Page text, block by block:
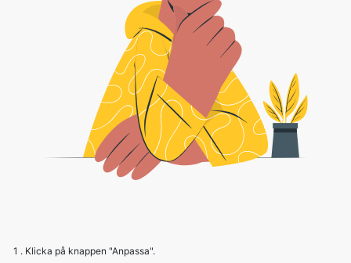
1 . Klicka på knappen "Anpassa".